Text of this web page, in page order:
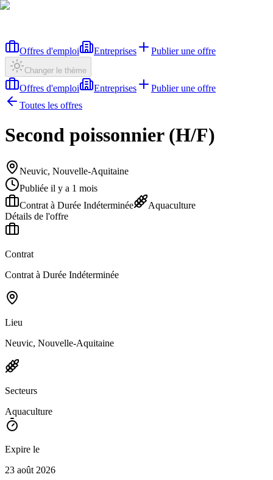
Offres d'emploi Entreprises Publier une offre
Changer le thème
Offres d'emploi Entreprises
Publier une offre
Toutes les offres
Second poissonnier (H/F)
Neuvic, Nouvelle-Aquitaine
Publiée il y a 1 mois
Contrat à Durée Indéterminée
Aquaculture
Détails de l'offre
Contrat
Contrat à Durée Indéterminée
Lieu
Neuvic, Nouvelle-Aquitaine
Secteurs
Aquaculture
Expire le
23 août 2026